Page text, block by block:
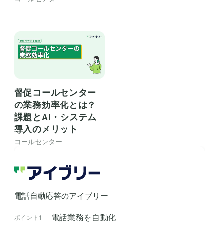
督促コールセンター
の業務効率化とは？
課題とAI・システム
導入のメリット
コールセンター
電話自動応答のアイブリー
ポイント1 電話業務を自動化